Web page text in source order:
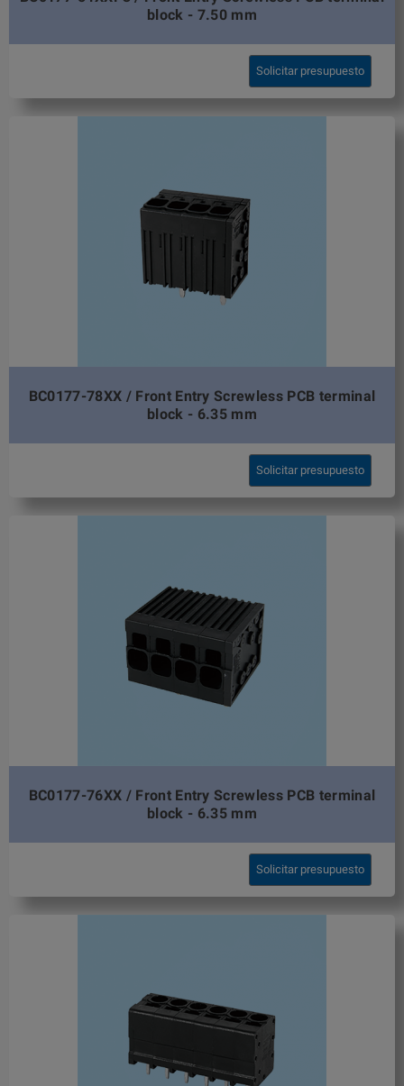
block - 7.50 mm
Solicitar presupuesto
BC0177-78XX / Front Entry Screwless PCB terminal
block - 6.35 mm
Solicitar presupuesto
BC0177-76XX / Front Entry Screwless PCB terminal
block - 6.35 mm
Solicitar presupuesto